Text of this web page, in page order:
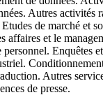
Autres activités
de marché et
affaires et le
Enquêtes
Autres
de presse.